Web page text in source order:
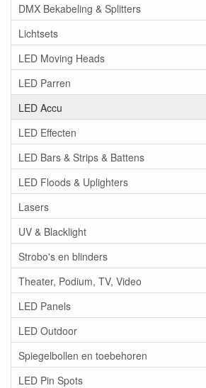
DMX Bekabeling & Splitters
Lichtsets
LED Moving Heads
LED Parren
LED Accu
LED Effecten
LED Bars & Strips & Battens
LED Floods & Uplighters
Lasers
UV & Blacklight
Strobo's en blinders
Theater, Podium, TV, Video
LED Panels
LED Outdoor
Spiegelbollen en toebehoren
LED Pin Spots